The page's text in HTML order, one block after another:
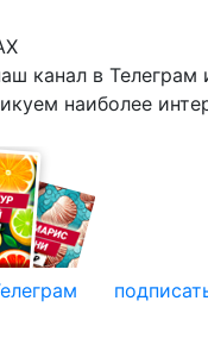
канал в Телеграм
наиболее